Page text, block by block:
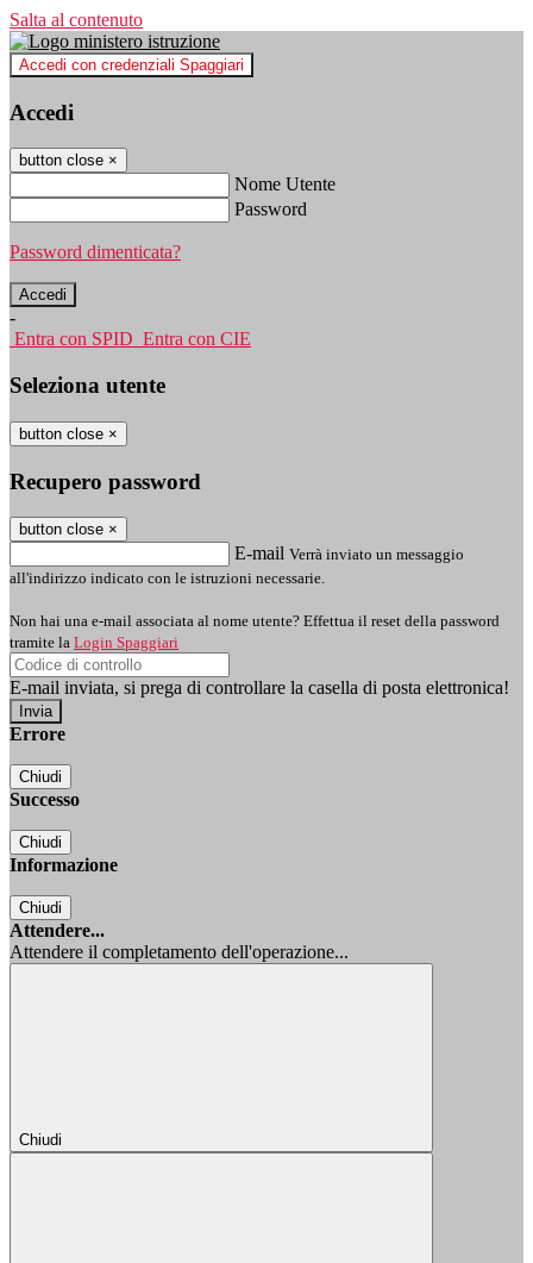
Salta al contenuto
Accedi con credenziali Spaggiari
Accedi
button close ×
Nome Utente
Password
Password dimenticata?
-
Entra con SPID Entra con CIE
Seleziona utente
button close ×
Recupero password
button close ×
E-mail Verrà inviato un messaggio
all'indirizzo indicato con le istruzioni necessarie.
Non hai una e-mail associata al nome utente? Effettua il reset della password
tramite la Login Spaggiari
E-mail inviata, si prega di controllare la casella di posta elettronica!
Errore
Chiudi
Successo
Chiudi
Informazione
Chiudi
Attendere...
Attendere il completamento dell'operazione...
Chiudi